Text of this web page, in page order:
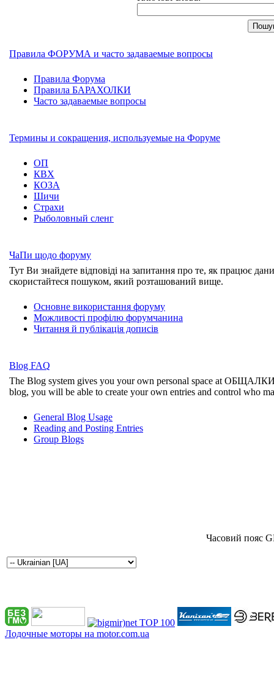
Правила ФОРУМА и часто задаваемые вопросы
Правила Форума
Правила БАРАХОЛКИ
Часто задаваемые вопросы
Термины и сокращения, используемые на Форуме
ОП
КВХ
КОЗА
Шичи
Страхи
Рыболовный сленг
ЧаПи щодо форуму
Тут Ви знайдете відповіді на запитання про те, як працює
скористайтеся пошуком, який розташований вище.
Основне використання форуму
Можливості профілю форумчанина
Читання й публікація дописів
Blog FAQ
The Blog system gives you your own personal space at
blog, you will be able to create your own entries and control who
General Blog Usage
Reading and Posting Entries
Group Blogs
Часовий пояс
Лодочные моторы на motor.com.ua